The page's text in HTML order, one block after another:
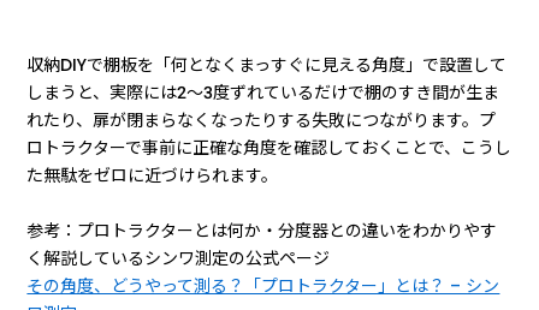
収納DIYで棚板を「何となくまっすぐに見える角度」で設置して
しまうと、実際には2〜3度ずれているだけで棚のすき間が生ま
れたり、扉が閉まらなくなったりする失敗につながります。プ
ロトラクターで事前に正確な角度を確認しておくことで、こうし
た無駄をゼロに近づけられます。
参考：プロトラクターとは何か・分度器との違いをわかりやす
く解説しているシンワ測定の公式ページ
その角度、どうやって測る？「プロトラクター」とは？ – シン